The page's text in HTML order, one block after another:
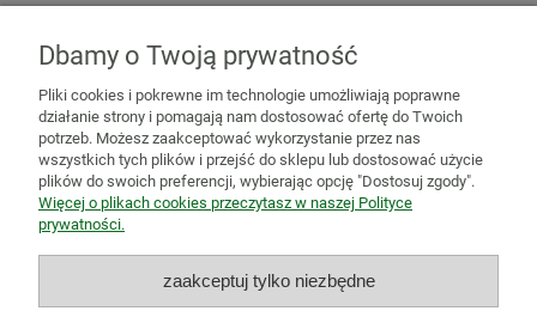
Copyright Zielnik Jagi
Mazidła, maści, oleje lecznicze Olejki Olejki eteryczne
Olejki
pielęgnacyjne
Kosmetyki Biomika
Black for White
Medicprogress
Sól do kąpieli Zioła do kąpieli
Susze, herbatki
ziołowe i owocowe
Zioła jednorodne Mieszanki ziołowe
Zioła
mielone
Mieszanki owocowo-ziołowe
Herbatki funkcjonalne
Zioła na trawienie i wzdęcia
koncentrację i stres
Adaptogeny
Zioła na wieczną młodość
Zioła dla aktywnych
Zioła dla kobiet Zioła dla mężczyzn Zioła i
Dbamy o Twoją prywatność
Pliki cookies i pokrewne im technologie umożliwiają poprawne
działanie strony i pomagają nam dostosować ofertę do Twoich
potrzeb. Możesz zaakceptować wykorzystanie przez nas
wszystkich tych plików i przejść do sklepu lub dostosować użycie
plików do swoich preferencji, wybierając opcję "Dostosuj zgody".
Więcej o plikach cookies przeczytasz w naszej Polityce
prywatności.
zaakceptuj tylko niezbędne